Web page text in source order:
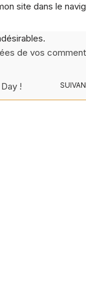
site dans le
de vos
!